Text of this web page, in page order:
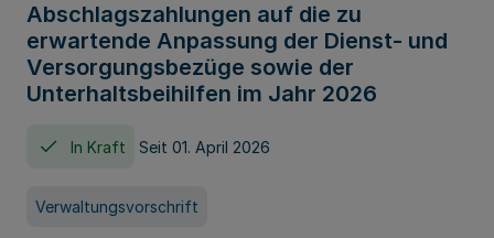
Abschlagszahlungen auf die zu
erwartende Anpassung der Dienst- und
Versorgungsbezüge sowie der
Unterhaltsbeihilfen im Jahr 2026
In Kraft Seit 01. April 2026
Verwaltungsvorschrift